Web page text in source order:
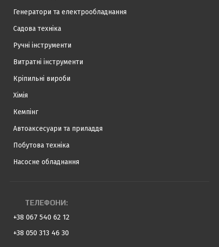
Генератори та електрообладнання
Садова техніка
Ручні інструменти
Витратні інструменти
Кріпильні вироби
Хімія
Кемпінг
Автоаксесуари та приладдя
Побутова техніка
Насосне обладнання
ТЕЛЕФОНИ:
+38 067 540 62 12
+38 050 313 46 30